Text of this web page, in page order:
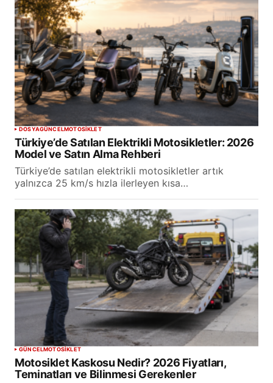
DOSYAGÜNCELMOTOSİKLET
Türkiye’de Satılan Elektrikli Motosikletler: 2026
Model ve Satın Alma Rehberi
Türkiye’de satılan elektrikli motosikletler artık
yalnızca 25 km/s hızla ilerleyen kısa…
GÜNCELMOTOSİKLET
Motosiklet Kaskosu Nedir? 2026 Fiyatları,
Teminatları ve Bilinmesi Gerekenler